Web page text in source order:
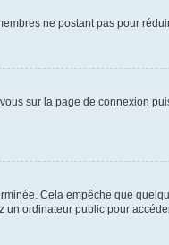
ne postant pas pour
sur la page de connexion
Cela empêche que
ordinateur public pour